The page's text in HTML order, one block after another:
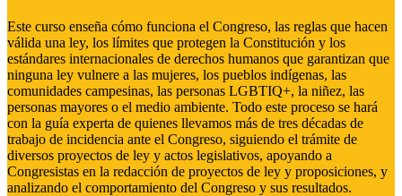
Este curso enseña cómo funciona el Congreso, las reglas que hacen
válida una ley, los límites que protegen la Constitución y los
estándares internacionales de derechos humanos que garantizan que
ninguna ley vulnere a las mujeres, los pueblos indígenas, las
comunidades campesinas, las personas LGBTIQ+, la niñez, las
personas mayores o el medio ambiente. Todo este proceso se hará
con la guía experta de quienes llevamos más de tres décadas de
trabajo de incidencia ante el Congreso, siguiendo el trámite de
diversos proyectos de ley y actos legislativos, apoyando a
Congresistas en la redacción de proyectos de ley y proposiciones, y
analizando el comportamiento del Congreso y sus resultados.